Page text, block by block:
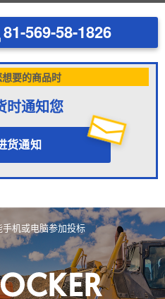
81-569-58-1826
要的商品时
时通知您
货通知
机或电脑参加投标